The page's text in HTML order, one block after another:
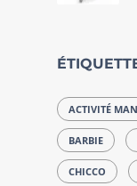
ACTIVITÉ
BARBIE
CHICCO